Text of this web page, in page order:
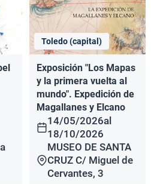
Toledo (capital)
Exposición "Los Mapas
y la primera vuelta al
mundo". Expedición de
Magallanes y Elcano
14/05/2026al
18/10/2026
MUSEO DE SANTA
CRUZ C/ Miguel de
Cervantes, 3